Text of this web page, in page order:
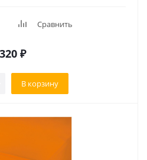
Сравнить
320 ₽
В корзину